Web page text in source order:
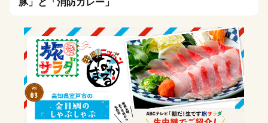
豚」と「消防カレー」